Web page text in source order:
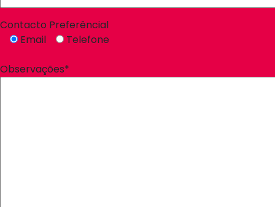
Contacto Preferêncial
Email
Telefone
Observações*